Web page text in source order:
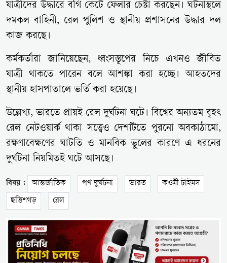
যাত্রীদের উদ্ধারে বগি কেটে ফেলার চেষ্টা করছেন। ঘটনাস্থলে
দমকল বাহিনী, রেল পুলিশ ও স্থানীয় প্রশাসনের উদ্ধার দল
কাজ করছে।
কর্মকর্তারা জানিয়েছেন, ধ্বংসস্তূপের নিচে এখনও জীবিত
যাত্রী থাকতে পারেন বলে আশঙ্কা করা হচ্ছে। আহতদের
স্থানীয় হাসপাতালে ভর্তি করা হয়েছে।
উল্লেখ্য, ভারতে প্রায়ই রেল দুর্ঘটনা ঘটে। বিশ্বের অন্যতম বৃহৎ
রেল নেটওয়ার্ক থাকা সত্ত্বেও দেশটিতে পুরনো অবকাঠামো,
রক্ষণাবেক্ষণের ঘাটতি ও মানবিক ভুলের কারণে এ ধরনের
দুর্ঘটনা নিয়মিতই ঘটে আসছে।
বিষয় : আন্তর্জাতিক পথ দুর্ঘটনা ভারত
কওমী টাইমস
ছত্তিশগড়
রেল